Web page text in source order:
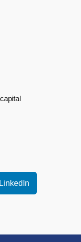
LinkedIn